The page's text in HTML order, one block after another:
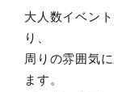
大人数イベン
り、
周りの雰囲気
ます。